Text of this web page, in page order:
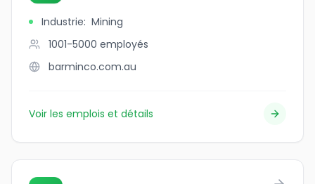
Industrie: Mining
1001-5000 employés
barminco.com.au
Voir les emplois et détails